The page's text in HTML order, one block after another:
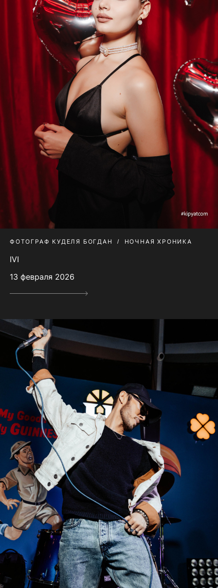
ФОТОГРАФ КУДЕЛЯ БОГДАН НОЧНАЯ ХРОНИКА
IVI
13 февраля 2026